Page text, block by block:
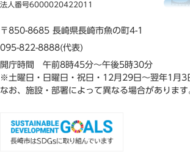
法人番号6000020422011
〒850-8685 長崎県長崎市魚の町4-1
095-822-8888(代表)
開庁時間 午前8時45分～午後5時30分
※土曜日・日曜日・祝日・12月29日～翌年1月3
なお、施設・部署によって異なる場合があります